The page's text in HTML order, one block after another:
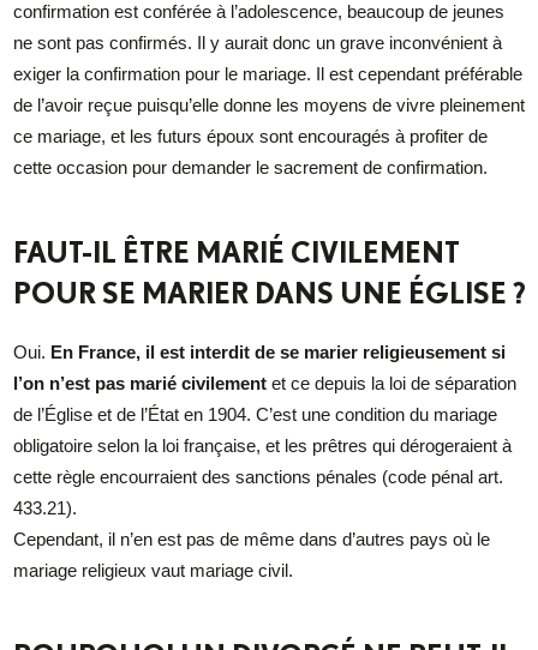
confirmation est conférée à l’adolescence, beaucoup de jeunes
ne sont pas confirmés. Il y aurait donc un grave inconvénient à
exiger la confirmation pour le mariage. Il est cependant préférable
de l’avoir reçue puisqu’elle donne les moyens de vivre pleinement
ce mariage, et les futurs époux sont encouragés à profiter de
cette occasion pour demander le sacrement de confirmation.
FAUT-IL ÊTRE MARIÉ CIVILEMENT
POUR SE MARIER DANS UNE ÉGLISE ?
Oui. En France, il est interdit de se marier religieusement si
l’on n’est pas marié civilementet ce depuis la loi de séparation
de l’Église et de l’État en 1904. C’est une condition du mariage
obligatoire selon la loi française, et les prêtres qui dérogeraient à
cette règle encourraient des sanctions pénales (code pénal art.
433.21).
Cependant, il n’en est pas de même dans d’autres pays où le
mariage religieux vaut mariage civil.